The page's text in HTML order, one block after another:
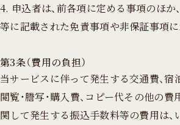
4. 申込者は、前各項に定める事項のほか
等に記載された免責事項や非保証事項に
第3条（費用の負担）
当サービスに伴って発生する交通費、宿
閲覧・謄写・購入費、コピー代その他の
関して発生する振込手数料等の費用は、